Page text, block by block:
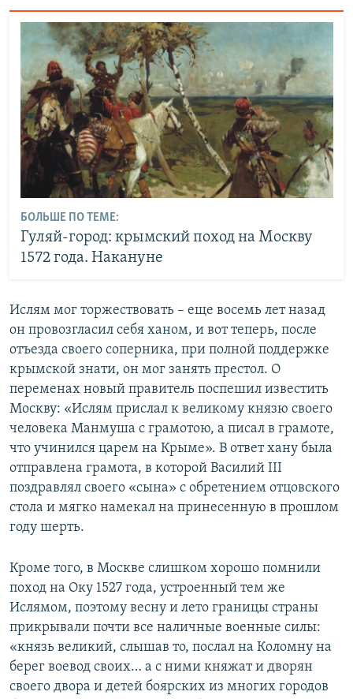
БОЛЬШЕ ПО ТЕМЕ:
Гуляй-город: крымский поход на Москву
1572 года. Накануне
Ислям мог торжествовать – еще восемь лет назад
он провозгласил себя ханом, и вот теперь, после
отъезда своего соперника, при полной поддержке
крымской знати, он мог занять престол. О
переменах новый правитель поспешил известить
Москву: «Ислям прислал к великому князю своего
человека Манмуша с грамотою, а писал в грамоте,
что учинился царем на Крыме». В ответ хану была
отправлена грамота, в которой Василий III
поздравлял своего «сына» с обретением отцовского
стола и мягко намекал на принесенную в прошлом
году шерть.
Кроме того, в Москве слишком хорошо помнили
поход на Оку 1527 года, устроенный тем же
Ислямом, поэтому весну и лето границы страны
прикрывали почти все наличные военные силы:
«князь великий, слышав то, послал на Коломну на
берег воевод своих… а с ними княжат и дворян
своего двора и детей боярских из многих городов